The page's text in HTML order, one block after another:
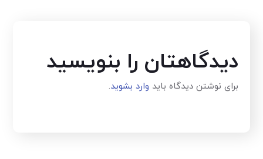
دیدگاهتان را بنویسید
برای نوشتن دیدگاه باید وارد بشوید.